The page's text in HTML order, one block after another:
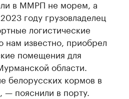
в ММРП не морем, а
году грузовладелец
логистические
нам известно, приобрел
помещения для
области.
белорусских кормов в
пояснили в порту.